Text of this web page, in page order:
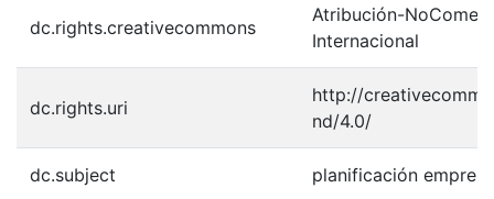
dc.rights.creativecommons
Atribución-
Internacional
dc.rights.uri
http://
nd/4.0/
dc.subject planificación